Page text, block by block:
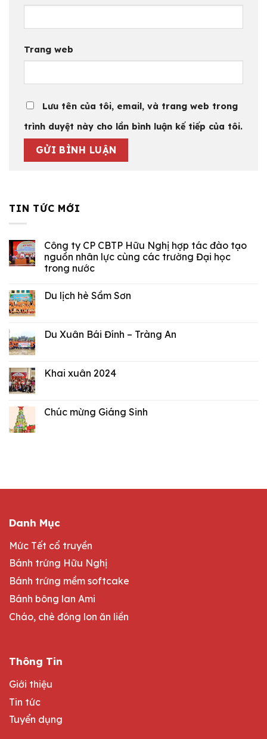
Trang web
Lưu tên của tôi, email, và trang web trong
trình duyệt này cho lần bình luận kế tiếp của tôi.
TIN TỨC MỚI
Công ty CP CBTP Hữu Nghị hợp tác đào tạo
nguồn nhân lực cùng các trường Đại học
trong nước
Du lịch hè Sầm Sơn
Du Xuân Bái Đính – Tràng An
Khai xuân 2024
Chúc mừng Giáng Sinh
Danh Mục
Mức Tết cổ truyền
Bánh trứng Hữu Nghị
Bánh trứng mềm softcake
Bánh bông lan Ami
Cháo, chè đóng lon ăn liền
Thông Tin
Giới thiệu
Tin tức
Tuyển dụng